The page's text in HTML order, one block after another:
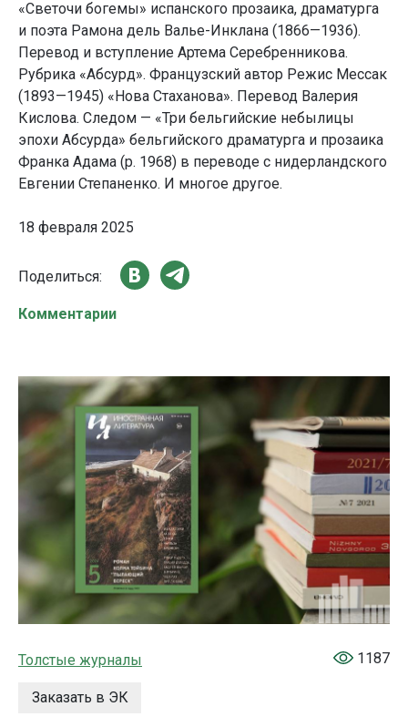
«Светочи богемы» испанского прозаика, драматурга
и поэта Рамона дель Валье-Инклана (1866—1936).
Перевод и вступление Артема Серебренникова.
Рубрика «Абсурд». Французский автор Режис Мессак
(1893—1945) «Нова Стаханова». Перевод Валерия
Кислова. Следом — «Три бельгийские небылицы
эпохи Абсурда» бельгийского драматурга и прозаика
Франка Адама (р. 1968) в переводе с нидерландского
Евгении Степаненко. И многое другое.
18 февраля 2025
Поделиться:
Комментарии
Толстые журналы
Заказать в ЭК
1187